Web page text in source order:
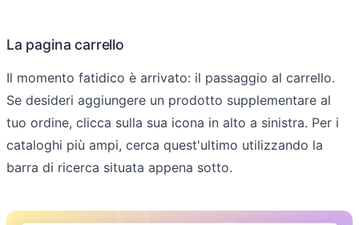
La pagina carrello
Il momento fatidico è arrivato: il passaggio al carrello.
Se desideri aggiungere un prodotto supplementare al
tuo ordine, clicca sulla sua icona in alto a sinistra. Per i
cataloghi più ampi, cerca quest'ultimo utilizzando la
barra di ricerca situata appena sotto.